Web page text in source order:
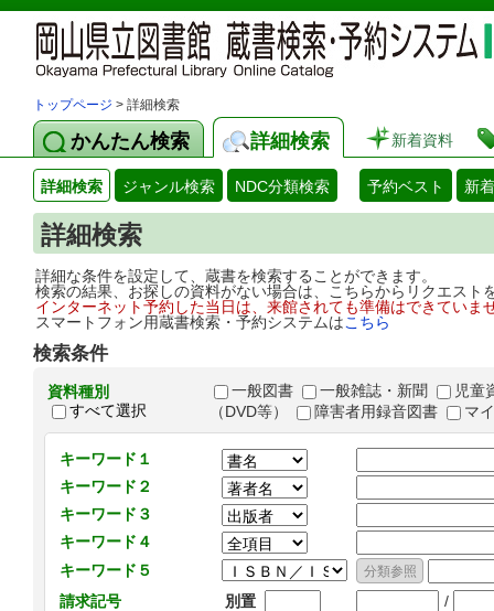
トップページ > 詳細検索
かんたん検索 詳細検索 新着資料
詳細検索 ジャンル検索 NDC分類検索 予約ベスト 新
詳細検索
詳細な条件を設定して、蔵書を検索することができます。
検索の結果、お探しの資料がない場合は、こちらからリクエス
インターネット予約した当日は、来館されても準備はできてい
スマートフォン用蔵書検索・予約システムはこちら
検索条件
資料種別
すべて選択
一般図書 一般雑誌・新聞
児童
（DVD等）
障害者用録音図書 マ
キーワード１
キーワード２
キーワード３
キーワード４
キーワード５
請求記号
別置 /